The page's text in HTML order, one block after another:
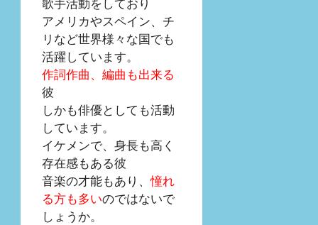
アメリカやスペイン、チ
リなど世界様々な国でも
活躍しています。
作詞作曲、編曲も出来る
彼
しかも俳優としても活動
しています。
イケメンで、身長も高く
存在感もある彼
音楽の才能もあり、憧れ
る方も多いのではないで
しょうか。